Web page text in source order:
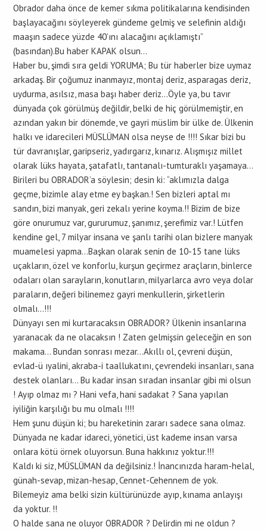
Obrador daha önce de kemer sıkma politikalarına kendisinden
başlayacağını söyleyerek gündeme gelmiş ve selefinin aldığı
maaşın sadece yüzde 40’ını alacağını açıklamıştı”
(basından).Bu haber KAPAK olsun…
Haber bu, şimdi sıra geldi YORUMA; Bu tür haberler bize uymaz
arkadaş. Bir çoğumuz inanmayız, montaj deriz, asparagas deriz,
uydurma, asılsız, masa başı haber deriz…Öyle ya, bu tavır
dünyada çok görülmüş değildir, belki de hiç görülmemiştir, en
azından yakın bir dönemde, ve gayri müslim bir ülke de. Ülkenin
halkı ve idarecileri MÜSLÜMAN olsa neyse de !!!! Sıkar bizi bu
tür davranışlar, garipseriz, yadırgarız, kınarız. Alışmışız millet
olarak lüks hayata, şatafatlı, tantanalı-tumturaklı yaşamaya…
Birileri bu OBRADOR’a söylesin; desin ki: “aklımızla dalga
geçme, bizimle alay etme ey başkan.! Sen bizleri aptal mı
sandın, bizi manyak, geri zekalı yerine koyma.!! Bizim de bize
göre onurumuz var, gururumuz, şanımız, şerefimiz var.! Lütfen
kendine gel, 7 milyar insana ve şanlı tarihi olan bizlere manyak
muamelesi yapma…Başkan olarak senin de 10-15 tane lüks
uçakların, özel ve konforlu, kurşun geçirmez araçların, binlerce
odaları olan sarayların, konutların, milyarlarca avro veya dolar
paraların, değeri bilinemez gayri menkullerin, şirketlerin
olmalı…!!!
Dünyayı sen mi kurtaracaksın OBRADOR? Ülkenin insanlarına
yaranacak da ne olacaksın ! Zaten gelmişsin geleceğin en son
makama… Bundan sonrası mezar…Akıllı ol, çevreni düşün,
evlad-ü ıyalini, akraba-i taallukatını, çevrendeki insanları, sana
destek olanları… Bu kadar insan sıradan insanlar gibi mi olsun
! Ayıp olmaz mı ? Hani vefa, hani sadakat ? Sana yapılan
iyiliğin karşılığı bu mu olmalı !!!!
Hem şunu düşün ki; bu hareketinin zararı sadece sana olmaz.
Dünyada ne kadar idareci, yönetici, üst kademe insan varsa
onlara kötü örnek oluyorsun. Buna hakkınız yoktur.!!!
Kaldı ki siz, MÜSLÜMAN da değilsiniz.! İnancınızda haram-helal,
günah-sevap, mizan-hesap, Cennet-Cehennem de yok.
Bilemeyiz ama belki sizin kültürünüzde ayıp, kınama anlayışı
da yoktur. !!
O halde sana ne oluyor OBRADOR ? Delirdin mi ne oldun ?